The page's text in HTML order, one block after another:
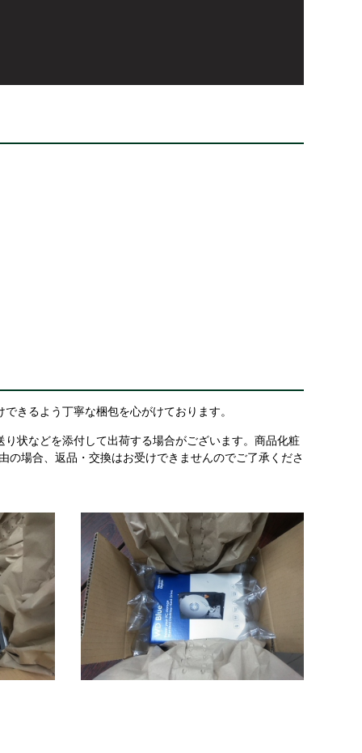
きるよう丁寧な梱包を心がけております。
状などを添付して出荷する場合がございます。商品化粧
場合、返品・交換はお受けできませんのでご了承くださ